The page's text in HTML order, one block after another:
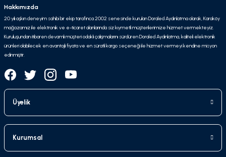
Hakkımızda
20 yılı aşkın deneyim sahibi bir ekip tarafınca 2002 senesinde kurulan Doraled Aydınlatma olarak, Karaköy
mağazamız ile elektronik ve e-ticaret alanlarında siz kıymetli müşterilerimize hizmet vermekteyiz.
Kuruluşundan itibaren devamlı müşteri odaklı çalışmalarını sürdüren Doraled Aydınlatma, kaliteli elektronik
ürünleri olabilecek en avantajlı fiyata ve en süratli kargo seçeneği ile hizmet vermeyi kendine misyon
edinmiştir.
Üyelik
Kurumsal